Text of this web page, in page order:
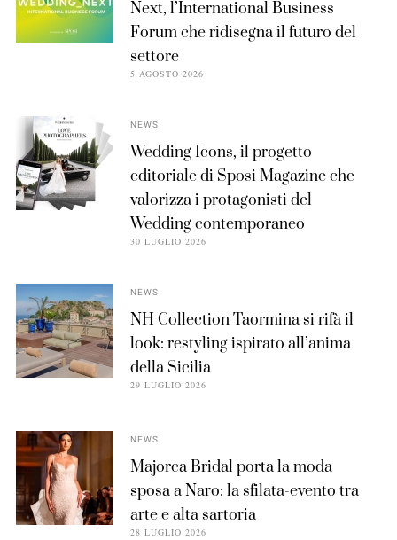
Next, l’International Business
Forum che ridisegna il futuro del
settore
5 AGOSTO 2026
NEWS
Wedding Icons, il progetto
editoriale di Sposi Magazine che
valorizza i protagonisti del
Wedding contemporaneo
30 LUGLIO 2026
NEWS
NH Collection Taormina si rifà il
look: restyling ispirato all’anima
della Sicilia
29 LUGLIO 2026
NEWS
Majorca Bridal porta la moda
sposa a Naro: la sfilata-evento tra
arte e alta sartoria
28 LUGLIO 2026